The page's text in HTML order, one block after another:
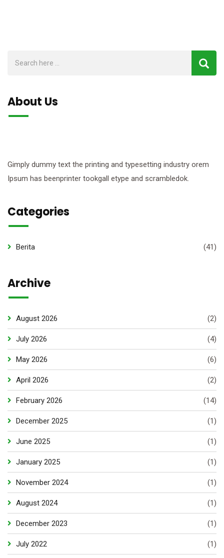
About Us
Gimply dummy text the printing and typesetting industry orem
Ipsum has beenprinter tookgall etype and scrambledok.
Categories
Berita (41)
Archive
August 2026 (2)
July 2026 (4)
May 2026 (6)
April 2026 (2)
February 2026 (14)
December 2025 (1)
June 2025 (1)
January 2025 (1)
November 2024 (1)
August 2024 (1)
December 2023 (1)
July 2022 (1)